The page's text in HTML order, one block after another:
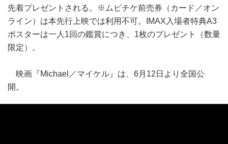
先着プレゼントされる。※ムビチケ前売券（カード／オン
ライン）は本先行上映では利用不可。IMAX入場者特典A3
ポスターは一人1回の鑑賞につき、1枚のプレゼント（数量
限定）。
映画『Michael／マイケル』は、6月12日より全国公
開。